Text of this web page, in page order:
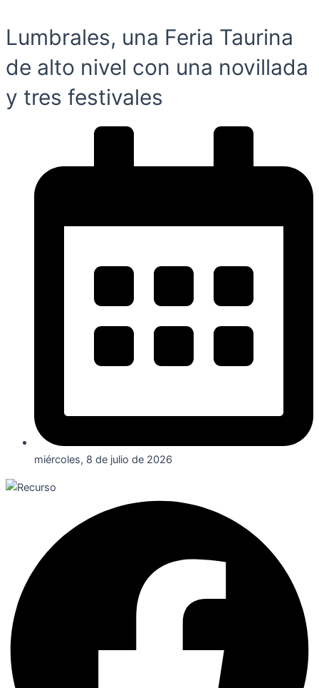
Lumbrales, una Feria Taurina
de alto nivel con una novillada
y tres festivales
miércoles, 8 de julio de 2026